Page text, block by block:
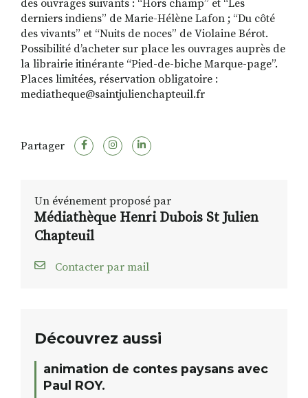
des ouvrages suivants : “Hors champ” et “Les
derniers indiens” de Marie-Hélène Lafon ; “Du côté
des vivants” et “Nuits de noces” de Violaine Bérot.
Possibilité d’acheter sur place les ouvrages auprès de
la librairie itinérante “Pied-de-biche Marque-page”.
Places limitées, réservation obligatoire :
mediatheque@saintjulienchapteuil.fr
Partager
Un événement proposé par
Médiathèque Henri Dubois St Julien
Chapteuil
Contacter par mail
Découvrez aussi
animation de contes paysans avec
Paul ROY.